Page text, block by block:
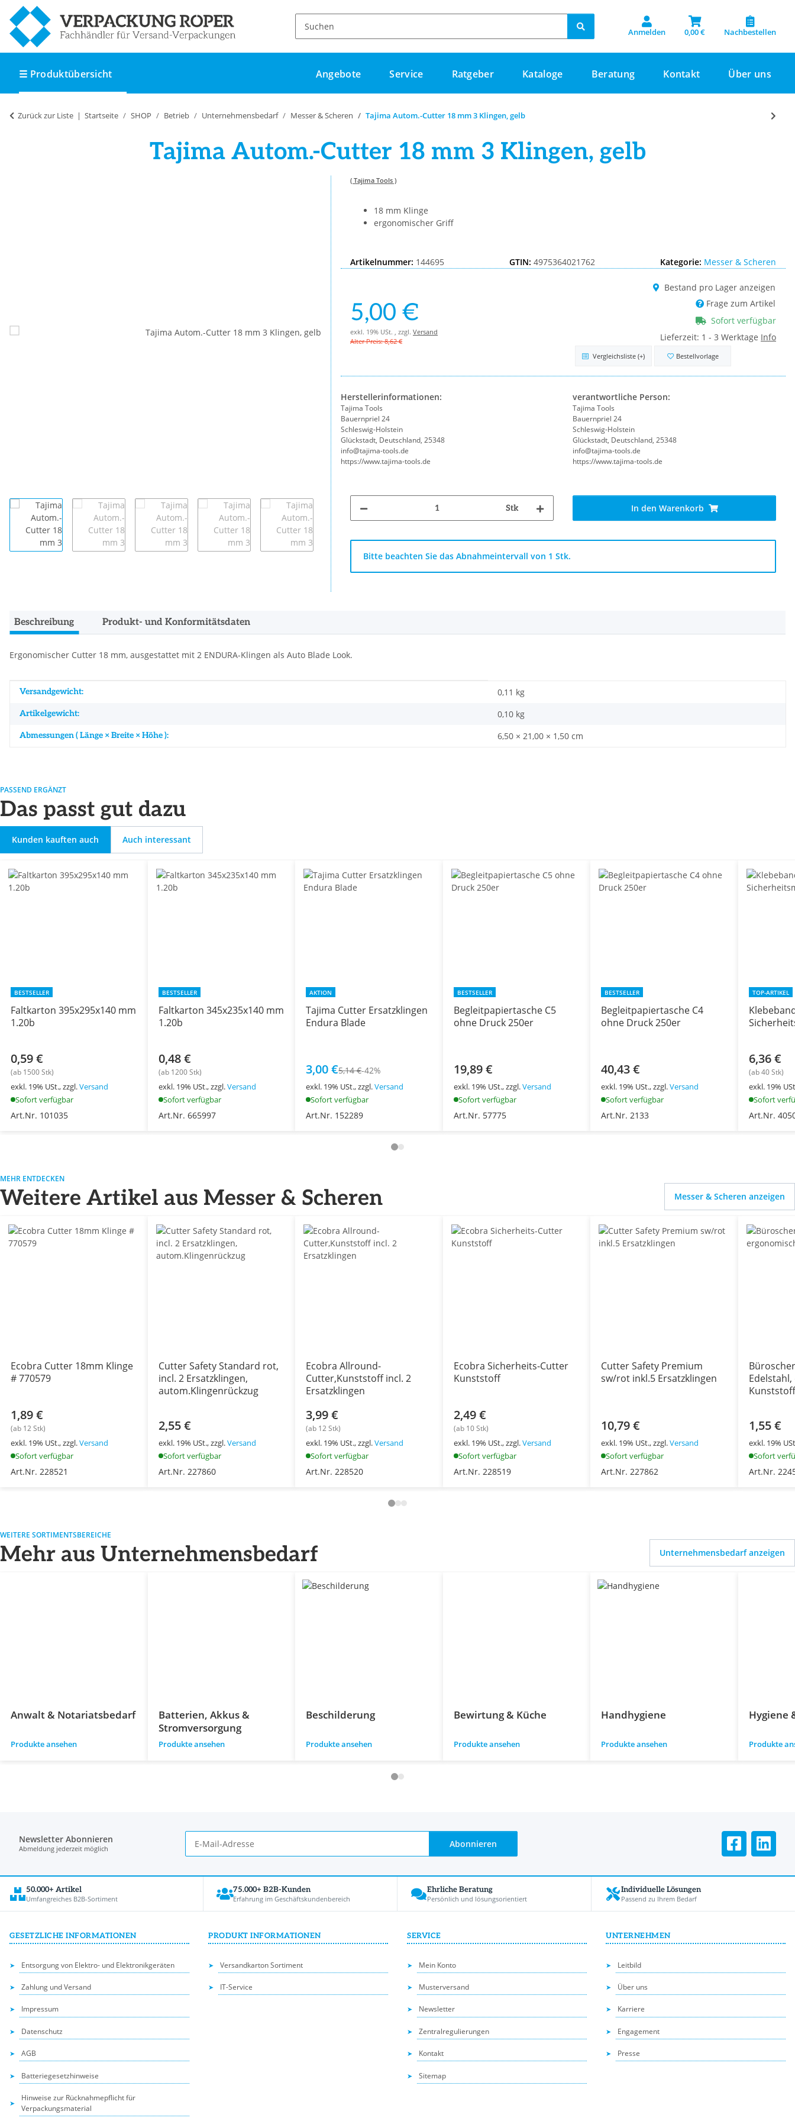
Anmelden 0,00 € Nachbestellen
☰ Produktübersicht Angebote Service Ratgeber Kataloge Beratung Kontakt Über uns
Zurück zur Liste Startseite SHOP Betrieb Unternehmensbedarf Messer & Scheren Tajima Autom.-Cutter 18 mm 3 Klingen, gelb
Tajima Autom.-Cutter 18 mm 3 Klingen, gelb
( Tajima Tools )
18 mm Klinge
ergonomischer Griff
Artikelnummer: 144695 GTIN: 4975364021762 Kategorie: Messer & Scheren
5,00 €
exkl. 19% USt. , zzgl. Versand
Alter Preis: 8,62 €
Bestand pro Lager anzeigen
Frage zum Artikel
Sofort verfügbar
Lieferzeit: 1 - 3 Werktage Info
Vergleichsliste (+) Bestellvorlage
Herstellerinformationen:
Tajima Tools
Bauernpriel 24
Schleswig-Holstein
Glückstadt, Deutschland, 25348
info@tajima-tools.de
https://www.tajima-tools.de
verantwortliche Person:
Tajima Tools
Bauernpriel 24
Schleswig-Holstein
Glückstadt, Deutschland, 25348
info@tajima-tools.de
https://www.tajima-tools.de
Stk In den Warenkorb
x
Bitte beachten Sie das Abnahmeintervall von 1 Stk.
Beschreibung Produkt- und Konformitätsdaten
Ergonomischer Cutter 18 mm, ausgestattet mit 2 ENDURA-Klingen als Auto Blade Look.
Produkteigenschaft
Wert
Versandgewicht: 0,11 kg
Artikelgewicht: 0,10 kg
Abmessungen ( Länge × Breite × Höhe ): 6,50 × 21,00 × 1,50 cm
PASSEND ERGÄNZT
Das passt gut dazu
Kunden kauften auch Auch interessant
BESTSELLER
Faltkarton 395x295x140 mm
1.20b
0,59 €
(ab 1500 Stk)
exkl. 19% USt., zzgl.Versand
Sofort verfügbar
Art.Nr. 101035
BESTSELLER
Faltkarton 345x235x140 mm
1.20b
0,48 €
(ab 1200 Stk)
exkl. 19% USt., zzgl.Versand
Sofort verfügbar
Art.Nr. 665997
AKTION
Tajima Cutter Ersatzklingen
Endura Blade
3,00 €5,14 €-42%
exkl. 19% USt., zzgl.Versand
Sofort verfügbar
Art.Nr. 152289
BESTSELLER
Begleitpapiertasche C5
ohne Druck 250er
19,89 €
exkl. 19% USt., zzgl.Versand
Sofort verfügbar
Art.Nr. 57775
BESTSELLER
Begleitpapiertasche C4
ohne Druck 250er
40,43 €
exkl. 19% USt., zzgl.Versand
Sofort verfügbar
Art.Nr. 2133
TOP-ARTIKEL
6,36 €
(ab 40 Stk)
exkl. 19%
Sofort
Art.Nr.
MEHR ENTDECKEN
Weitere Artikel aus Messer & Scheren Messer & Scheren anzeigen
Ecobra Cutter 18mm Klinge
# 770579
1,89 €
(ab 12 Stk)
exkl. 19% USt., zzgl.Versand
Sofort verfügbar
Art.Nr. 228521
Cutter Safety Standard rot,
incl. 2 Ersatzklingen,
autom.Klingenrückzug
2,55 €
exkl. 19% USt., zzgl.Versand
Sofort verfügbar
Art.Nr. 227860
Ecobra Allround-
Cutter,Kunststoff incl. 2
Ersatzklingen
3,99 €
(ab 12 Stk)
exkl. 19% USt., zzgl.Versand
Sofort verfügbar
Art.Nr. 228520
Ecobra Sicherheits-Cutter
Kunststoff
2,49 €
(ab 10 Stk)
exkl. 19% USt., zzgl.Versand
Sofort verfügbar
Art.Nr. 228519
Cutter Safety Premium
sw/rot inkl.5 Ersatzklingen
10,79 €
exkl. 19% USt., zzgl.Versand
Sofort verfügbar
Art.Nr. 227862
1,55 €
exkl. 19%
Sofort
Art.Nr.
WEITERE SORTIMENTSBEREICHE
Mehr aus Unternehmensbedarf Unternehmensbedarf anzeigen
Anwalt & Notariatsbedarf
Produkte ansehen
Batterien, Akkus &
Stromversorgung
Produkte ansehen
Beschilderung
Produkte ansehen
Bewirtung & Küche
Produkte ansehen
Handhygiene
Produkte ansehen
Hygiene
Produkte
Newsletter Abonnieren
Abmeldung jederzeit möglich Abonnieren
50.000+ Artikel
Umfangreiches B2B-Sortiment
75.000+ B2B-Kunden
Erfahrung im Geschäftskundenbereich
Ehrliche Beratung
Persönlich und lösungsorientiert
Individuelle Lösungen
Passend zu Ihrem Bedarf
GESETZLICHE INFORMATIONEN
Entsorgung von Elektro- und Elektronikgeräten
Zahlung und Versand
Impressum
Datenschutz
AGB
Batteriegesetzhinweise
Hinweise zur Rücknahmepflicht für
Verpackungsmaterial
PRODUKT INFORMATIONEN
Versandkarton Sortiment
IT-Service
SERVICE
Mein Konto
Musterversand
Newsletter
Zentralregulierungen
Kontakt
Sitemap
UNTERNEHMEN
Leitbild
Über uns
Karriere
Engagement
Presse